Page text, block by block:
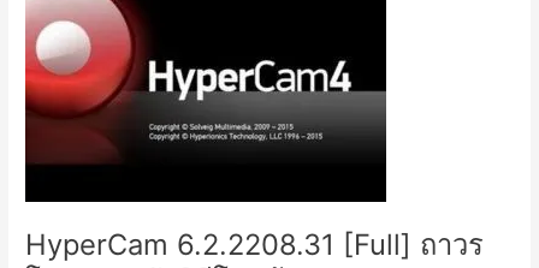
HyperCam 6.2.2208.31 [Full] ถาวร